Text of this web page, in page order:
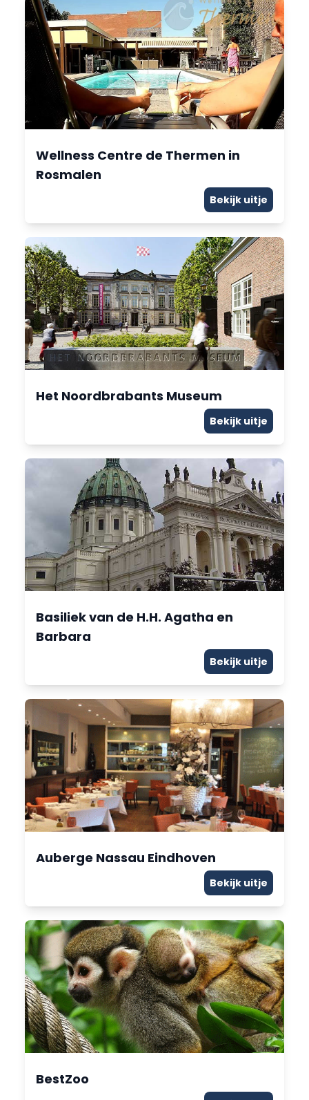
Wellness Centre de Thermen in
Rosmalen
Bekijk uitje
Het Noordbrabants Museum
Bekijk uitje
Basiliek van de H.H. Agatha en
Barbara
Bekijk uitje
Auberge Nassau Eindhoven
Bekijk uitje
BestZoo